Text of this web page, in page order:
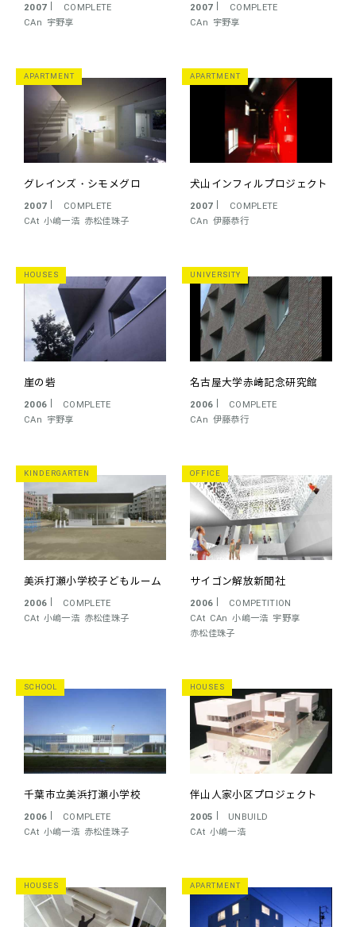
2007
COMPLETE
CAn 宇野享
2007
COMPLETE
CAn 宇野享
APARTMENT
グレインズ・シモメグロ
2007
COMPLETE
CAt 小嶋一浩 赤松佳珠子
APARTMENT
犬山インフィルプロジェクト
2007
COMPLETE
CAn 伊藤恭行
HOUSES
崖の砦
2006
COMPLETE
CAn 宇野享
UNIVERSITY
名古屋大学赤﨑記念研究館
2006
COMPLETE
CAn 伊藤恭行
KINDERGARTEN
美浜打瀬小学校子どもルーム
2006
COMPLETE
CAt 小嶋一浩 赤松佳珠子
OFFICE
サイゴン解放新聞社
2006
COMPETITION
CAt CAn 小嶋一浩 宇野享
赤松佳珠子
SCHOOL
千葉市立美浜打瀬小学校
2006
COMPLETE
CAt 小嶋一浩 赤松佳珠子
HOUSES
伴山人家小区プロジェクト
2005
UNBUILD
CAt 小嶋一浩
HOUSES APARTMENT